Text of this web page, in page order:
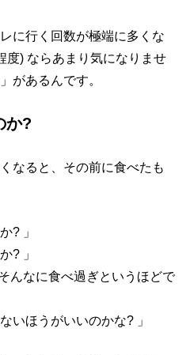
に行く回数が極端に多くな
度) ならあまり気になりませ
があるんです。
か?
なると、その前に食べたも
? 」
? 」
んなに食べ過ぎというほどで
いほうがいいのかな? 」